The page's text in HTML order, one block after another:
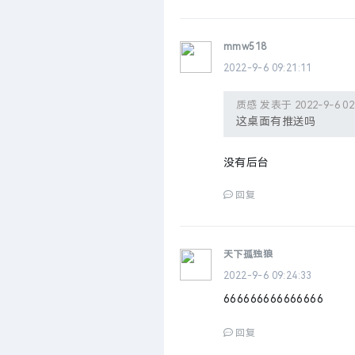
mmw518
2022-9-6 09:21:11
质感 发表于 2022-9-6
这桌面有推送吗
没有后台
回复
天下孤独狼
2022-9-6 09:24:33
666666666666666
回复